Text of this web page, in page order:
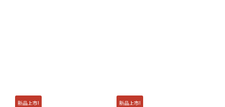
新品上市! 新品上市!